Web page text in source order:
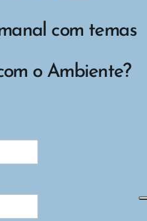
com temas
o Ambiente?